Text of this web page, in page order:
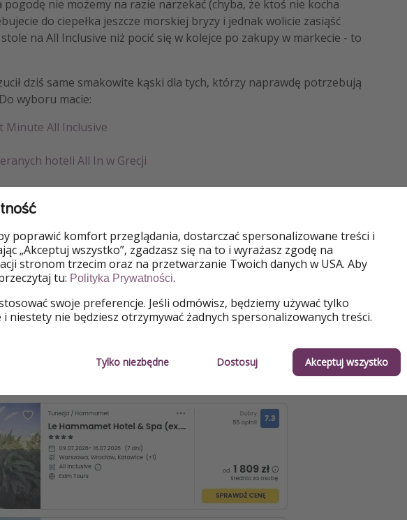
pogodę nie możemy na razie narzekać (chyba, że ktoś nie kocha
do ciepełka jeszcze morskiej bryzy i jednak wolicie zasiąść
na All Inclusive niż pocić się w kolejce po zakupy w markecie - to
dziś same smakowite kąski dla tych, którzy naprawdę potrzebują
wyboru macie:
Minute All Inclusive
hoteli All In w Grecji
co najmniej 7/10 👏
poprawić komfort przeglądania, dostarczać spersonalizowane treści i
„Akceptuj wszystko”, zgadzasz się na to i wyrażasz zgodę na
stronom trzecim oraz na przetwarzanie Twoich danych w USA. Aby
tu: Polityka Prywatności.
swoje preferencje. Jeśli odmówisz, będziemy używać tylko
niestety nie będziesz otrzymywać żadnych spersonalizowanych treści.
Tylko niezbędne Dostosuj Akceptuj wszystko